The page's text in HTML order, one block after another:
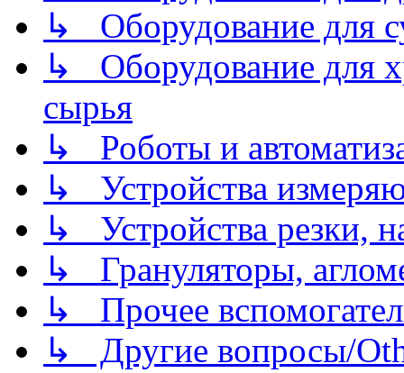
↳ Оборудование для
↳ Оборудование для
сырья
↳ Роботы и
↳ Устройства
↳ Устройства резки,
↳ Грануляторы,
↳ Прочее
↳ Другие вопросы/